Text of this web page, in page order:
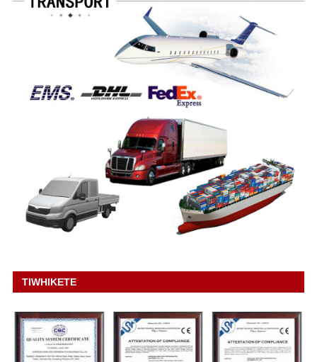
TIWHIKETE